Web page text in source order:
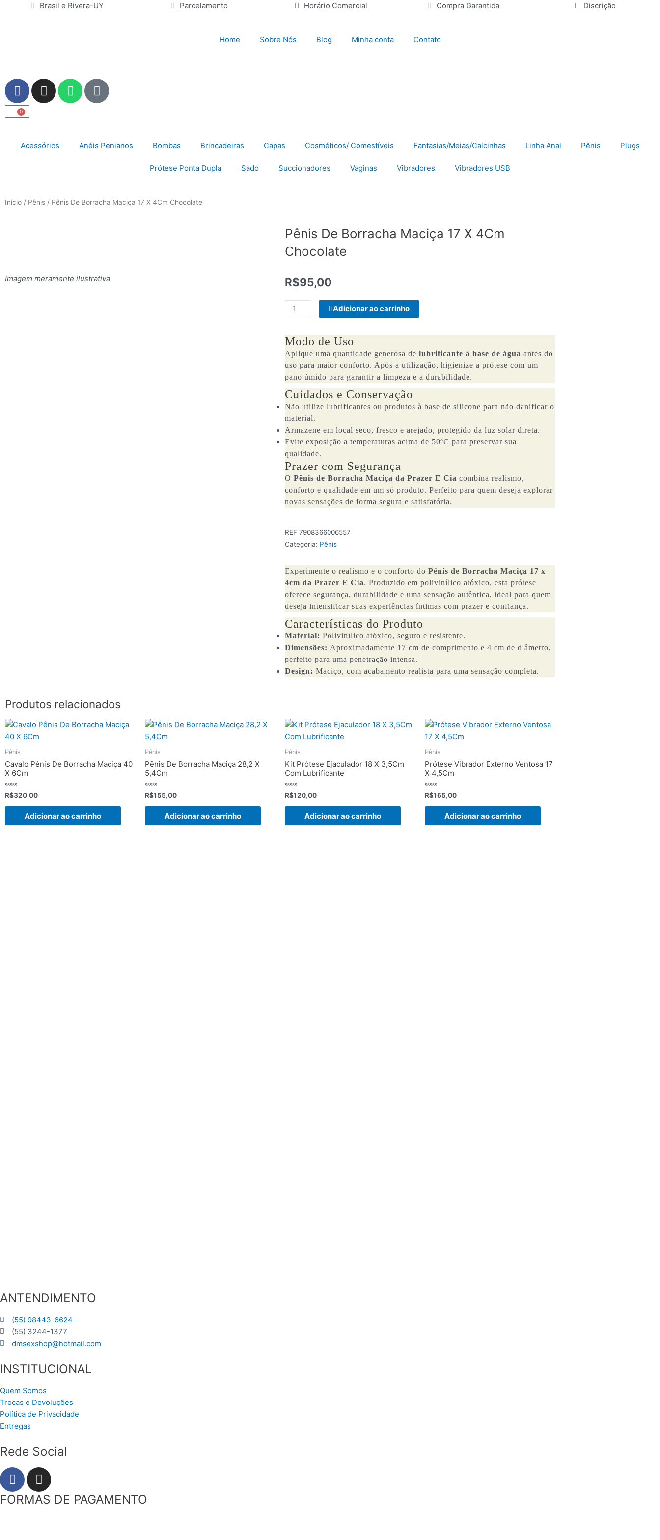
Brasil e Rivera-UY Parcelamento Horário Comercial Compra Garantida Discrição
Home Sobre Nós Blog Minha conta Contato
F
a
c
e
o
I
n
g
W
h
U
s
0
Carrinho
Acessórios Anéis Penianos Bombas Brincadeiras Capas Cosméticos/ Comestíveis Fantasias/Meias/Calcinhas Linha Anal Pênis Plugs
Prótese Ponta Dupla Sado Succionadores Vaginas Vibradores Vibradores USB
Início / Pênis / Pênis De Borracha Maciça 17 X 4Cm Chocolate
Imagem meramente ilustrativa
Pênis De Borracha Maciça 17 X 4Cm
Chocolate
R$95,00
Pênis
De
Maciça
17
X
4Cm
Chocolate
quantidade
Adicionar ao carrinho
Modo de Uso
Aplique uma quantidade generosa de lubrificante à base de água antes do
uso para maior conforto. Após a utilização, higienize a prótese com um
pano úmido para garantir a limpeza e a durabilidade.
Cuidados e Conservação
Não utilize lubrificantes ou produtos à base de silicone para não danificar o
material.
Armazene em local seco, fresco e arejado, protegido da luz solar direta.
Evite exposição a temperaturas acima de 50ºC para preservar sua
qualidade.
Prazer com Segurança
O Pênis de Borracha Maciça da Prazer E Cia combina realismo,
conforto e qualidade em um só produto. Perfeito para quem deseja explorar
novas sensações de forma segura e satisfatória.
REF 7908366006557
Categoria: Pênis
Experimente o realismo e o conforto do Pênis de Borracha Maciça 17 x
4cm da Prazer E Cia. Produzido em polivinílico atóxico, esta prótese
oferece segurança, durabilidade e uma sensação autêntica, ideal para quem
deseja intensificar suas experiências íntimas com prazer e confiança.
Características do Produto
Material: Polivinílico atóxico, seguro e resistente.
Dimensões: Aproximadamente 17 cm de comprimento e 4 cm de diâmetro,
perfeito para uma penetração intensa.
Design: Maciço, com acabamento realista para uma sensação completa.
Produtos relacionados
Pênis
Cavalo Pênis De Borracha Maciça 40
X 6Cm
Avaliação
0
de
R$320,00
Adicionar ao carrinho
Pênis
Pênis De Borracha Maciça 28,2 X
5,4Cm
Avaliação
0
de
R$155,00
Adicionar ao carrinho
Pênis
Kit Prótese Ejaculador 18 X 3,5Cm
Com Lubrificante
Avaliação
0
de
R$120,00
Adicionar ao carrinho
Pênis
Prótese Vibrador Externo Ventosa 17
X 4,5Cm
Avaliação
0
de
R$165,00
Adicionar ao carrinho
ANTENDIMENTO
(55) 98443-6624
(55) 3244-1377
dmsexshop@hotmail.com
INSTITUCIONAL
Quem Somos
Trocas e Devoluções
Política de Privacidade
Entregas
Rede Social
F
a
c
I
n
s
FORMAS DE PAGAMENTO